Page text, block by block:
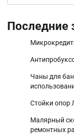
Последние
Чаны для
Стойки опор
Малярный
ремонтных